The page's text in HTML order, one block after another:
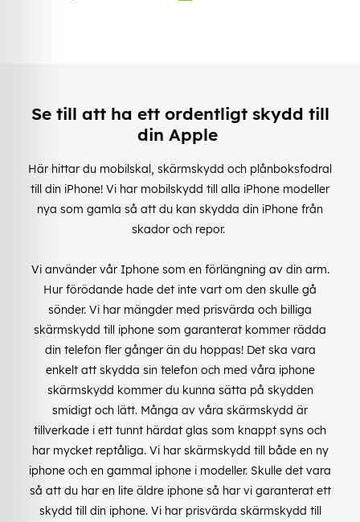
Se till att ha ett ordentligt skydd till
din Apple
Här hittar du mobilskal, skärmskydd och plånboksfodral
till din iPhone! Vi har mobilskydd till alla iPhone modeller
nya som gamla så att du kan skydda din iPhone från
skador och repor.
Vi använder vår Iphone som en förlängning av din arm.
Hur förödande hade det inte vart om den skulle gå
sönder. Vi har mängder med prisvärda och billiga
skärmskydd till iphone som garanterat kommer rädda
din telefon fler gånger än du hoppas! Det ska vara
enkelt att skydda sin telefon och med våra iphone
skärmskydd kommer du kunna sätta på skydden
smidigt och lätt. Många av våra skärmskydd är
tillverkade i ett tunnt härdat glas som knappt syns och
har mycket reptåliga. Vi har skärmskydd till både en ny
iphone och en gammal iphone i modeller. Skulle det vara
så att du har en lite äldre iphone så har vi garanterat ett
skydd till din iphone. Vi har prisvärda skärmskydd till